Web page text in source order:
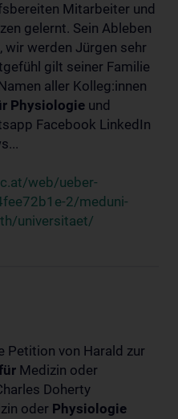
Mitarbeiter und
gelernt. Sein Ableben
wir werden Jürgen sehr
gilt seiner Familie
aller Kolleg:innen
Physiologie und
Facebook LinkedIn
web/ueber-
2/meduni-
universitaet/
Petition von Harald zur
Medizin oder
Doherty
oder Physiologie